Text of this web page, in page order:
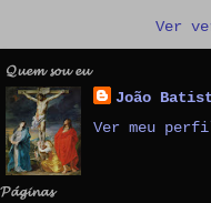
Ver
𝓠𝓾𝓮𝓶 𝓼𝓸𝓾 𝓮𝓾
João
Ver meu
𝓟𝓪́𝓰𝓲𝓷𝓪𝓼